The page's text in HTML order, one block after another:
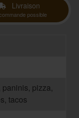
Livraison
possible
pizza,
tacos